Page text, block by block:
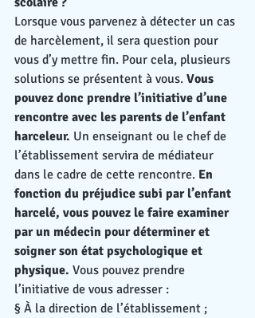
Lorsque vous parvenez à détecter un cas
de harcèlement, il sera question pour
vous d’y mettre fin. Pour cela, plusieurs
solutions se présentent à vous. Vous
pouvez donc prendre l’initiative d’une
rencontre avec les parents de l’enfant
harceleur. Un enseignant ou le chef de
l’établissement servira de médiateur
dans le cadre de cette rencontre. En
fonction du préjudice subi par l’enfant
harcelé, vous pouvez le faire examiner
par un médecin pour déterminer et
soigner son état psychologique et
physique. Vous pouvez prendre
l’initiative de vous adresser :
§ À la direction de l’établissement ;